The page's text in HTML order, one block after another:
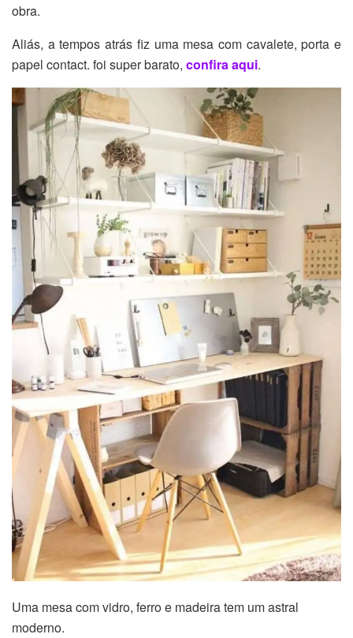
obra.
Aliás, a tempos atrás fiz uma mesa com cavalete, porta e
papel contact. foi super barato, confira aqui.
Uma mesa com vidro, ferro e madeira tem um astral
moderno.